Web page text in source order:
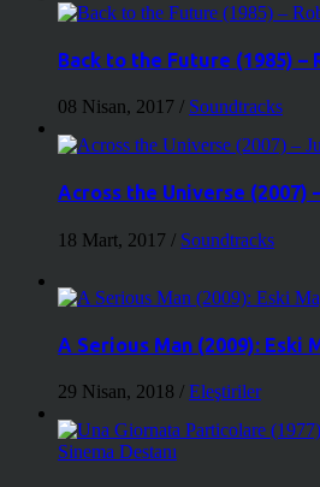
Back to the Future (1985) –
08 Nisan, 2017 / Soundtracks
Across the Universe (2007)
18 Mart, 2017 / Soundtracks
A Serious Man (2009): Eski
29 Nisan, 2018 / Eleştiriler